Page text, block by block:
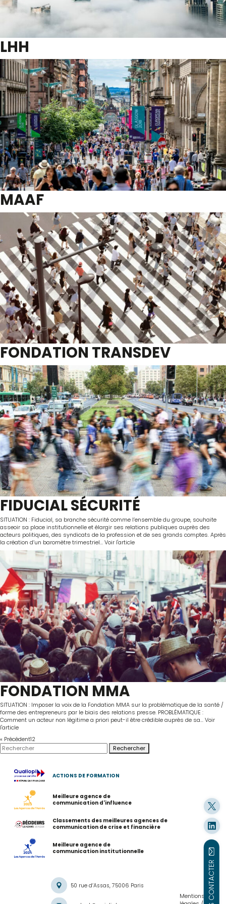
NOUS CONTACTER
LHH
MAAF
FONDATION TRANSDEV
FIDUCIAL SÉCURITÉ
SITUATION : Fiducial, sa branche sécurité comme l’ensemble du groupe, souhaite
asseoir sa place institutionnelle et élargir ses relations publiques auprès des
acteurs politiques, des syndicats de la profession et de ses grands comptes. Après
la création d’un baromètre trimestriel...Voir l'article
FONDATION MMA
SITUATION : Imposer la voix de la Fondation MMA sur la problématique de la santé /
forme des entrepreneurs par le biais des relations presse. PROBLÉMATIQUE :
Comment un acteur non légitime a priori peut-il être crédible auprès de sa...Voir
l'article
« Précédent12
Rechercher
ACTIONS DE FORMATION
Meilleure agence de
communication d'influence
Classements des meilleures agences de
communication de crise et financière
Meilleure agence de
communication institutionnelle
50 rue d’Assas, 75006 Paris
Mentions